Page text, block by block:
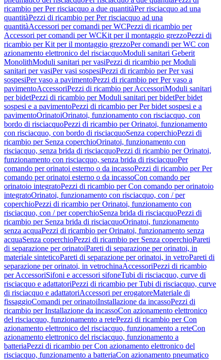
ricambio per Per risciacquo a due quantitàPer risciacquo ad una
quantitàPezzi di ricambio per Per risciacquo ad una
quantitàAccessori per comandi per WCPezzi di ricambio per
Accessori per comandi per WCKit per il montaggio grezzoPezzi di
ricambio per Kit per il montaggio grezzoPer comandi per WC con
azionamento elettronico del risciacquoModuli sanitari Geberit
MonolithModuli sanitari per vasiPezzi di ricambio per Moduli
sanitari per vasiPer vasi sospesiPezzi di ricambio per Per vasi
sospesiPer vaso a pavimentoPezzi di ricambio per Per vaso a
pavimentoAccessoriPezzi di ricambio per AccessoriModuli sanitari
per bidetPezzi di ricambio per Moduli sanitari per bidetPer bidet
sospesi e a pavimentoPezzi di ricambio per Per bidet sospesi e a
pavimentoOrinatoiOrinatoi, funzionamento con risciacquo, con
bordo di risciacquoPezzi di ricambio per Orinatoi, funzionamento
con risciacquo, con bordo di risciacquoSenza coperchioPezzi di
ricambio per Senza coperchioOrinatoi, funzionamento con
risciacquo, senza brida di risciacquoPezzi di ricambio per Orinatoi,
funzionamento con risciacquo, senza brida di risciacquoPer
comando per orinatoi esterno o da incassoPezzi di ricambio per Per
comando per orinatoi esterno o da incassoCon comando per
orinatoio integratoPezzi di ricambio per Con comando per orinatoio
integratoOrinatoi, funzionamento con risciacquo, con / per
coperchioPezzi di ricambio per Orinatoi, funzionamento con
risciacquo, con / per coperchioSenza brida di risciacquoPezzi di
ricambio per Senza brida di risciacquoOrinatoi, funzionamento
senza acquaPezzi di ricambio per Orinatoi, funzionamento senza
acquaSenza coperchioPezzi di ricambio per Senza coperchioPareti
di separazione per orinatoiPareti di separazione per orinatoi, in
materiale sinteticoPareti di separazione per orinatoi, in vetroPareti di
separazione per orinatoi, in vetrochinaAccessoriPezzi di ricambio
per AccessoriSifoni e accessori sifoneTubi di risciacquo, curve di
risciacquo e adattatoriPezzi di ricambio per Tubi di risciacquo, curve
di risciacquo e adattatoriAccessori per erogatoreMateriale di
fissaggioComandi per orinatoiInstallazione da incassoPezzi di
ricambio per Installazione da incassoCon azionamento elettronico
del risciacquo, funzionamento a retePezzi di ricambio per Con
azionamento elettronico del risciacquo, funzionamento a reteCon
azionamento elettronico del risciacquo, funzionamento a
batteriaPezzi di ricambio per Con azionamento elettronico del
risciacquo, funzionamento a batteriaCon azionamento pneumatico